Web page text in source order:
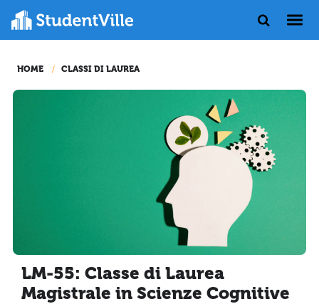
HOME CLASSI DI LAUREA
LM-55: Classe di Laurea
Magistrale in Scienze Cognitive